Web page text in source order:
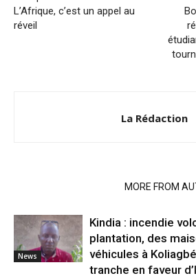
L’Afrique, c’est un appel au
réveil
La Rédaction
MORE FROM
News
Kindia : incendie
plantation, des
véhicules à
tranche en faveur